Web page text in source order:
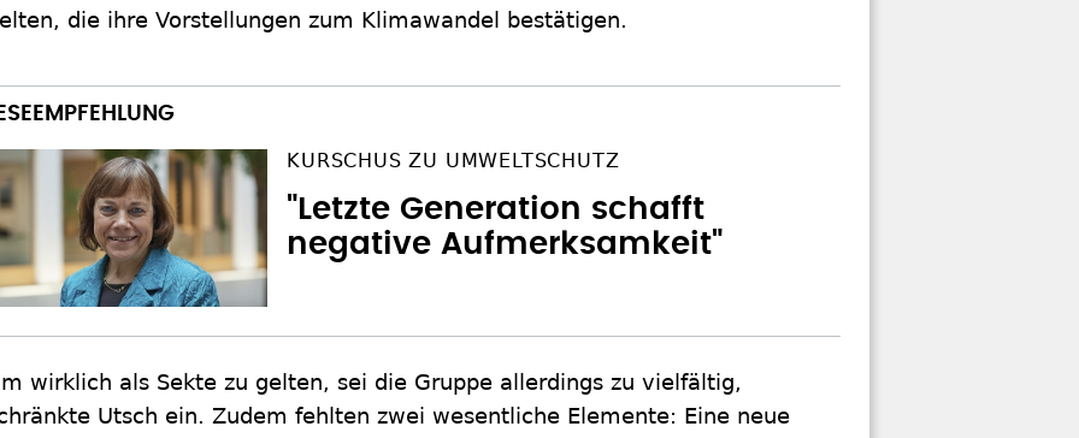
die ihre Vorstellungen zum Klimawandel bestätigen.
KURSCHUS ZU UMWELTSCHUTZ
"Letzte Generation schafft
negative Aufmerksamkeit"
wirklich als Sekte zu gelten, sei die Gruppe allerdings zu vielfältig,
Utsch ein. Zudem fehlten zwei wesentliche Elemente: Eine neue